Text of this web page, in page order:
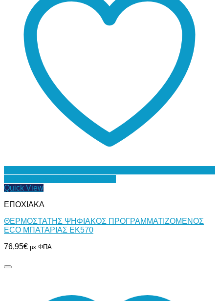
Quick View
ΕΠΟΧΙΑΚΑ
ΘΕΡΜΟΣΤΑΤΗΣ ΨΗΦΙΑΚΟΣ ΠΡΟΓΡΑΜΜΑΤΙΖΟΜΕΝΟΣ
ECO ΜΠΑΤΑΡΙΑΣ ΕΚ570
76,95€ με ΦΠΑ